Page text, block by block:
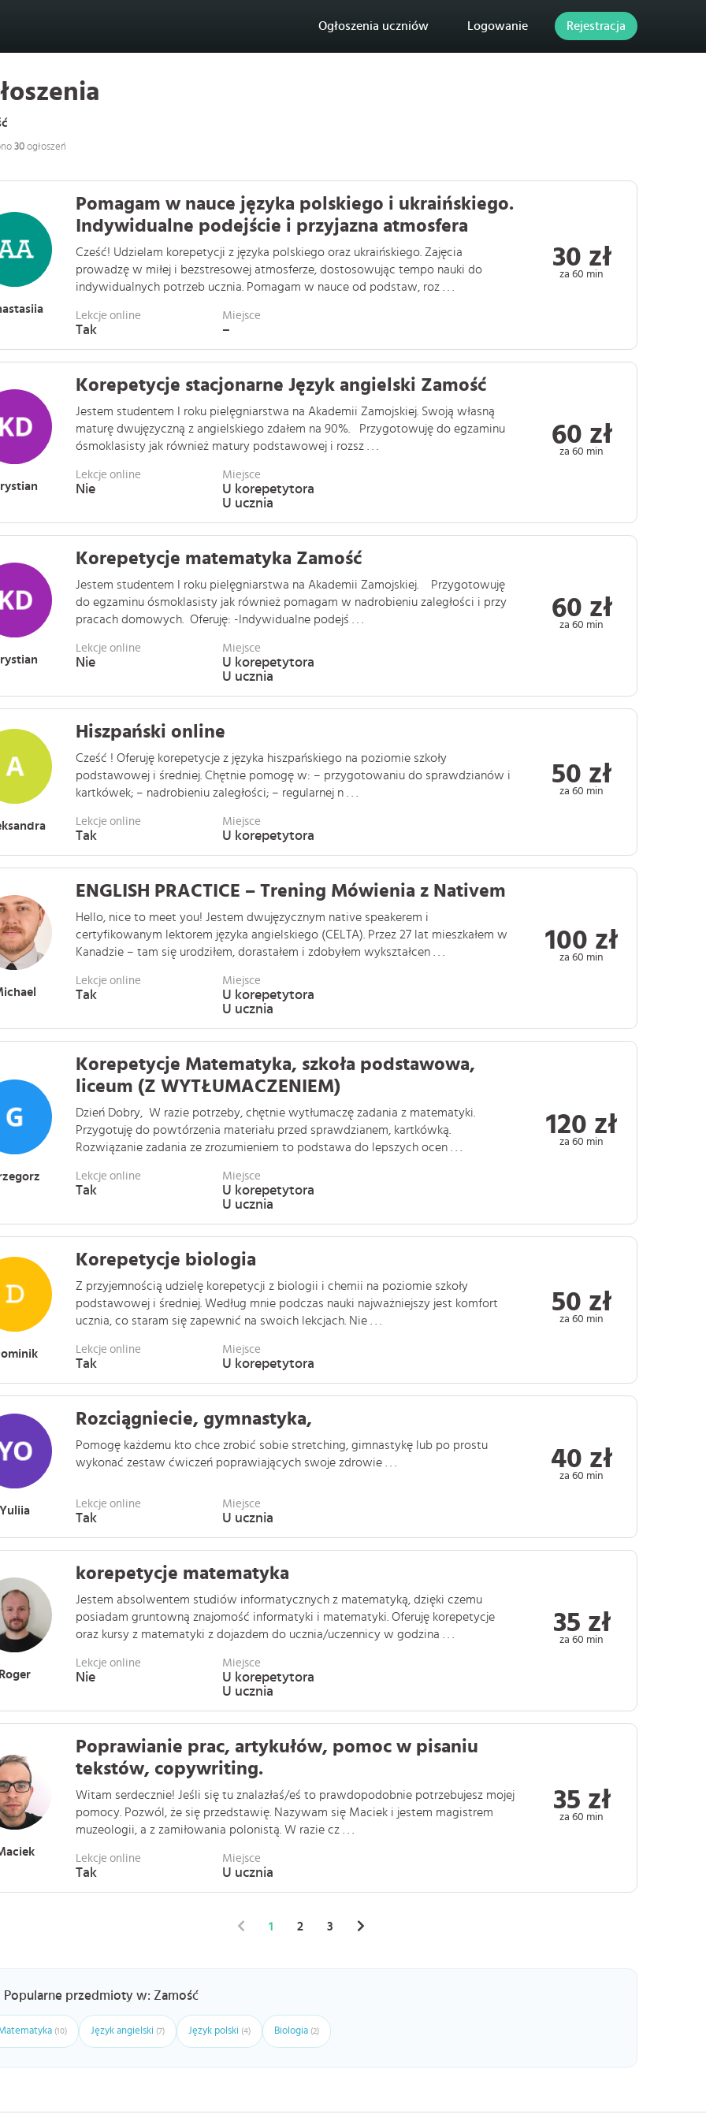
Ogłoszenia uczniów Logowanie Rejestracja
30 ogłoszeń
Pomagam w nauce języka polskiego i ukraińskiego.
Indywidualne podejście i przyjazna atmosfera
Cześć! Udzielam korepetycji z języka polskiego oraz ukraińskiego. Zajęcia
prowadzę w miłej i bezstresowej atmosferze, dostosowując tempo nauki do
indywidualnych potrzeb ucznia. Pomagam w nauce od podstaw, roz . . .
Lekcje online
Tak
Miejsce
–
30 zł
za 60 min
Korepetycje stacjonarne Język angielski Zamość
Jestem studentem I roku pielęgniarstwa na Akademii Zamojskiej. Swoją własną
maturę dwujęzyczną z angielskiego zdałem na 90%. Przygotowuję do egzaminu
ósmoklasisty jak również matury podstawowej i rozsz . . .
Lekcje online
Nie
Miejsce
U korepetytora
U ucznia
60 zł
za 60 min
Korepetycje matematyka Zamość
Jestem studentem I roku pielęgniarstwa na Akademii Zamojskiej. Przygotowuję
do egzaminu ósmoklasisty jak również pomagam w nadrobieniu zaległości i przy
pracach domowych. Oferuję: -Indywidualne podejś . . .
Lekcje online
Nie
Miejsce
U korepetytora
U ucznia
60 zł
za 60 min
Hiszpański online
Cześć ! Oferuję korepetycje z języka hiszpańskiego na poziomie szkoły
podstawowej i średniej. Chętnie pomogę w: – przygotowaniu do sprawdzianów i
kartkówek; – nadrobieniu zaległości; – regularnej n . . .
Lekcje online
Tak
Miejsce
U korepetytora
50 zł
za 60 min
ENGLISH PRACTICE – Trening Mówienia z Nativem
Hello, nice to meet you! Jestem dwujęzycznym native speakerem i
certyfikowanym lektorem języka angielskiego (CELTA). Przez 27 lat mieszkałem w
Kanadzie – tam się urodziłem, dorastałem i zdobyłem wykształcen . . .
Lekcje online
Tak
Miejsce
U korepetytora
U ucznia
100 zł
za 60 min
Korepetycje Matematyka, szkoła podstawowa,
liceum (Z WYTŁUMACZENIEM)
Dzień Dobry, W razie potrzeby, chętnie wytłumaczę zadania z matematyki.
Przygotuję do powtórzenia materiału przed sprawdzianem, kartkówką.
Rozwiązanie zadania ze zrozumieniem to podstawa do lepszych ocen . . .
Lekcje online
Tak
Miejsce
U korepetytora
U ucznia
120 zł
za 60 min
Korepetycje biologia
Z przyjemnością udzielę korepetycji z biologii i chemii na poziomie szkoły
podstawowej i średniej. Według mnie podczas nauki najważniejszy jest komfort
ucznia, co staram się zapewnić na swoich lekcjach. Nie . . .
Lekcje online
Tak
Miejsce
U korepetytora
50 zł
za 60 min
Yuliia
Rozciągniecie, gymnastyka,
Pomogę każdemu kto chce zrobić sobie stretching, gimnastykę lub po prostu
wykonać zestaw ćwiczeń poprawiających swoje zdrowie . . .
Lekcje online
Tak
Miejsce
U ucznia
40 zł
za 60 min
korepetycje matematyka
Jestem absolwentem studiów informatycznych z matematyką, dzięki czemu
posiadam gruntowną znajomość informatyki i matematyki. Oferuję korepetycje
oraz kursy z matematyki z dojazdem do ucznia/uczennicy w godzina . . .
Lekcje online
Nie
Miejsce
U korepetytora
U ucznia
35 zł
za 60 min
Poprawianie prac, artykułów, pomoc w pisaniu
tekstów, copywriting.
Witam serdecznie! Jeśli się tu znalazłaś/eś to prawdopodobnie potrzebujesz mojej
pomocy. Pozwól, że się przedstawię. Nazywam się Maciek i jestem magistrem
muzeologii, a z zamiłowania polonistą. W razie cz . . .
Lekcje online
Tak
Miejsce
U ucznia
35 zł
za 60 min
1 2 3
Popularne przedmioty w: Zamość
(10) Język angielski (7) Język polski (4) Biologia (2)